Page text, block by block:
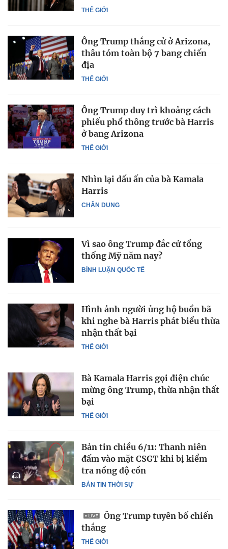
THẾ GIỚI
THẾ GIỚI
Ông Trump thắng cử ở Arizona,
thâu tóm toàn bộ 7 bang chiến
địa
THẾ GIỚI
Ông Trump duy trì khoảng cách
phiếu phổ thông trước bà Harris
ở bang Arizona
CHÂN DUNG
Nhìn lại dấu ấn của bà Kamala
Harris
BÌNH LUẬN QUỐC TẾ
Vì sao ông Trump đắc cử tổng
thống Mỹ năm nay?
THẾ GIỚI
Hình ảnh người ủng hộ buồn bã
khi nghe bà Harris phát biểu thừa
nhận thất bại
THẾ GIỚI
Bà Kamala Harris gọi điện chúc
mừng ông Trump, thừa nhận thất
bại
BẢN TIN THỜI SỰ
Bản tin chiều 6/11: Thanh niên
đấm vào mặt CSGT khi bị kiểm
tra nồng độ cồn
THẾ GIỚI
Ông Trump tuyên bố chiến
thắng